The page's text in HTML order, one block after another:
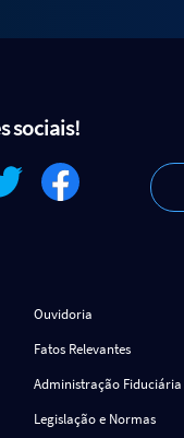
sociais!
Ouvidoria
Fatos Relevantes
Administração Fiduciária
Legislação e Normas